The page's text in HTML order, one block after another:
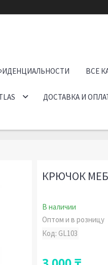
ВСЕ
ДОСТАВКА И
КРЮЧОК
В наличии
Оптом и в розницу
Код: GL103